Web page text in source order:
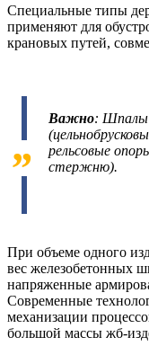
Специальные типы
применяют для
крановых путей,
Важно: Шпалы
рельсовые
стержню).
При объеме одного
вес железобетонных
напряженные
Современные
механизации
большой массы жб-